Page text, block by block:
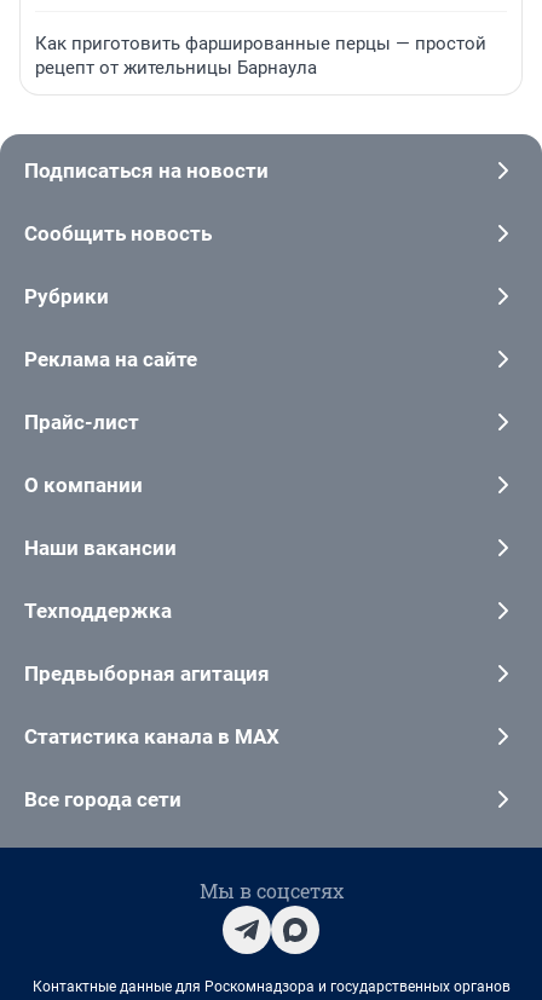
Как приготовить фаршированные перцы — простой
рецепт от жительницы Барнаула
Подписаться на новости
Сообщить новость
Рубрики
Реклама на сайте
Прайс-лист
О компании
Наши вакансии
Техподдержка
Предвыборная агитация
Статистика канала в MAX
Все города сети
Мы в соцсетях
Контактные данные для Роскомнадзора и государственных органов